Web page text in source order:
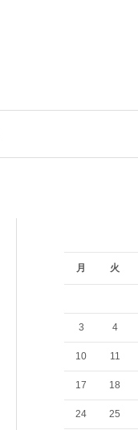
月 火
3 4
10 11
17 18
24 25